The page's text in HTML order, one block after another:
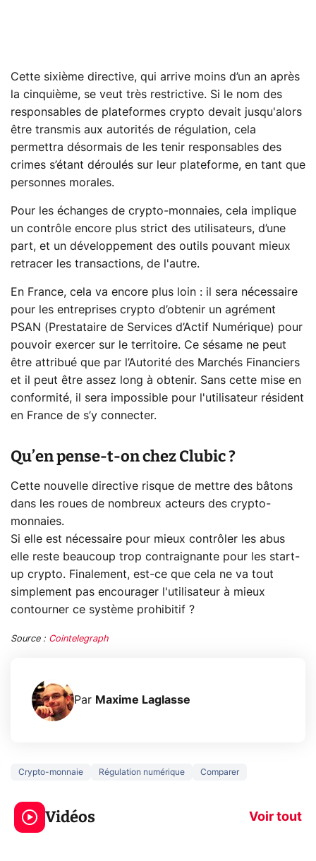
Cette sixième directive, qui arrive moins d’un an après
la cinquième, se veut très restrictive. Si le nom des
responsables de plateformes crypto devait jusqu'alors
être transmis aux autorités de régulation, cela
permettra désormais de les tenir responsables des
crimes s’étant déroulés sur leur plateforme, en tant que
personnes morales.
Pour les échanges de crypto-monnaies, cela implique
un contrôle encore plus strict des utilisateurs, d’une
part, et un développement des outils pouvant mieux
retracer les transactions, de l'autre.
En France, cela va encore plus loin : il sera nécessaire
pour les entreprises crypto d’obtenir un agrément
PSAN (Prestataire de Services d’Actif Numérique) pour
pouvoir exercer sur le territoire. Ce sésame ne peut
être attribué que par l’Autorité des Marchés Financiers
et il peut être assez long à obtenir. Sans cette mise en
conformité, il sera impossible pour l'utilisateur résident
en France de s’y connecter.
Qu’en pense-t-on chez Clubic ?
Cette nouvelle directive risque de mettre des bâtons
dans les roues de nombreux acteurs des crypto-
monnaies.
Si elle est nécessaire pour mieux contrôler les abus
elle reste beaucoup trop contraignante pour les start-
up crypto. Finalement, est-ce que cela ne va tout
simplement pas encourager l'utilisateur à mieux
contourner ce système prohibitif ?
Source : Cointelegraph
Par Maxime Laglasse
Crypto-monnaie Régulation numérique Comparer
Vidéos Voir tout
5 générations de
jeux dans la
prochaine Xbox !
Ce que vous
navigation